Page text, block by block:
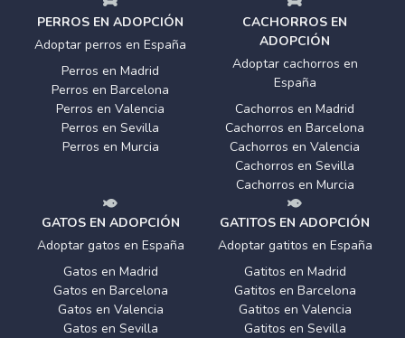
PERROS EN ADOPCIÓN
Adoptar perros en España
Perros en Madrid
Perros en Barcelona
Perros en Valencia
Perros en Sevilla
Perros en Murcia
CACHORROS EN
ADOPCIÓN
Adoptar cachorros en
España
Cachorros en Madrid
Cachorros en Barcelona
Cachorros en Valencia
Cachorros en Sevilla
Cachorros en Murcia
GATOS EN ADOPCIÓN
Adoptar gatos en España
Gatos en Madrid
Gatos en Barcelona
Gatos en Valencia
Gatos en Sevilla
GATITOS EN ADOPCIÓN
Adoptar gatitos en España
Gatitos en Madrid
Gatitos en Barcelona
Gatitos en Valencia
Gatitos en Sevilla